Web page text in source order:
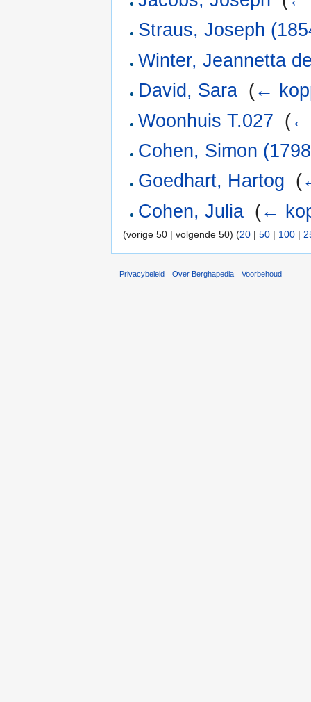
Straus, Joseph
Winter, Jeannetta
David, Sara (←
Woonhuis T.027 (←
Cohen, Simon
Goedhart, Hartog (
Cohen, Julia (←
(vorige 50 | volgende 50) (20 | 50 | 100 |
Privacybeleid Over Berghapedia Voorbehoud